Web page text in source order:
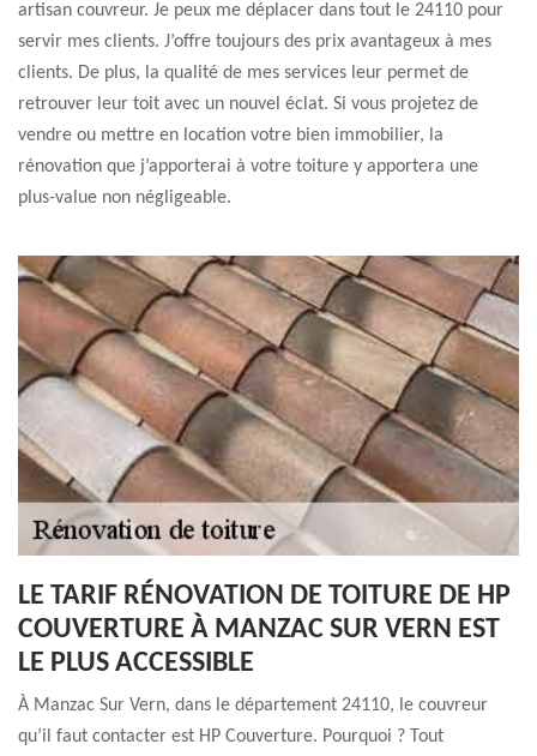
artisan couvreur. Je peux me déplacer dans tout le 24110 pour
servir mes clients. J’offre toujours des prix avantageux à mes
clients. De plus, la qualité de mes services leur permet de
retrouver leur toit avec un nouvel éclat. Si vous projetez de
vendre ou mettre en location votre bien immobilier, la
rénovation que j’apporterai à votre toiture y apportera une
plus-value non négligeable.
LE TARIF RÉNOVATION DE TOITURE DE HP
COUVERTURE À MANZAC SUR VERN EST
LE PLUS ACCESSIBLE
À Manzac Sur Vern, dans le département 24110, le couvreur
qu’il faut contacter est HP Couverture. Pourquoi ? Tout